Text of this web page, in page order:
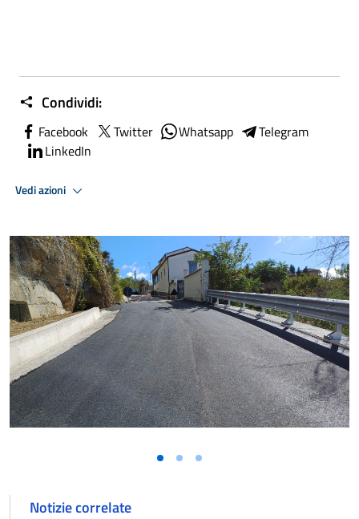
Condividi:
Facebook Twitter Whatsapp
Telegram
LinkedIn
Vedi azioni
Notizie correlate